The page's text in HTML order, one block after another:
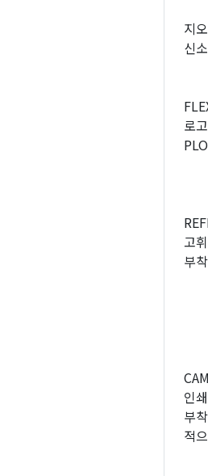
지
신
로
고
부
인
부
적